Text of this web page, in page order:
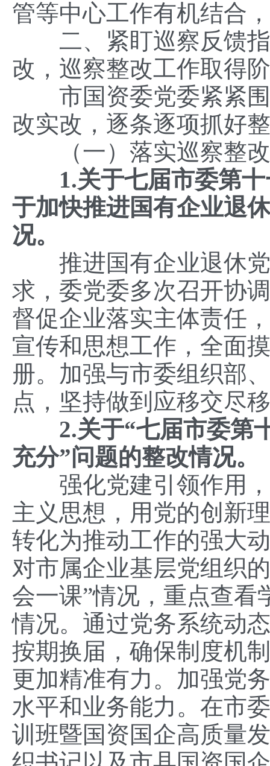
管等中心工作有机结合
二、紧盯巡察反馈指
改，巡察整改工作取得
市国资委党委紧紧围
改实改，逐条逐项抓好
（一）落实巡察整改
1.关于七届市委第十
于加快推进国有企业退
况。
推进国有企业退休党
求，委党委多次召开协
督促企业落实主体责任
宣传和思想工作，全面
册。加强与市委组织部
点，坚持做到应移交尽
2.关于“七届市委第十
充分”问题的整改情况。
强化党建引领作用，
主义思想，用党的创新
转化为推动工作的强大
对市属企业基层党组织
会一课”情况，重点查看
情况。通过党务系统动
按期换届，确保制度机
更加精准有力。加强党
水平和业务能力。在市
训班暨国资国企高质量